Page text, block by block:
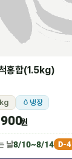
홍합(1.5kg)
냉장
원
날8/10~8/14 D-4